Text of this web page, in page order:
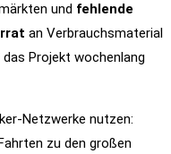
und fehlende
an Verbrauchsmaterial
Projekt wochenlang
Netzwerke nutzen:
zu den großen